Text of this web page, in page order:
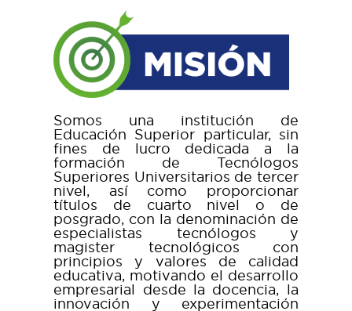
Somos una institución de
Educación Superior particular, sin
fines de lucro dedicada a la
formación de Tecnólogos
Superiores Universitarios de tercer
nivel, así como proporcionar
títulos de cuarto nivel o de
posgrado, con la denominación de
especialistas tecnólogos y
magister tecnológicos con
principios y valores de calidad
educativa, motivando el desarrollo
empresarial desde la docencia, la
innovación y experimentación